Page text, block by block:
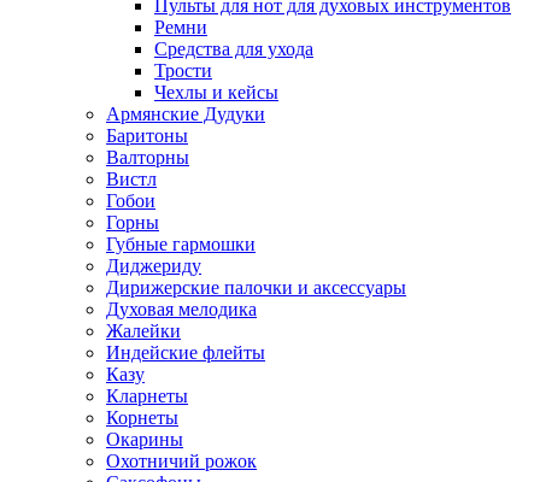
Пульты для нот для духовых инструментов
Ремни
Средства для ухода
Трости
Чехлы и кейсы
Армянские Дудуки
Баритоны
Валторны
Вистл
Гобои
Горны
Губные гармошки
Диджериду
Дирижерские палочки и аксессуары
Духовая мелодика
Жалейки
Индейские флейты
Казу
Кларнеты
Корнеты
Окарины
Охотничий рожок